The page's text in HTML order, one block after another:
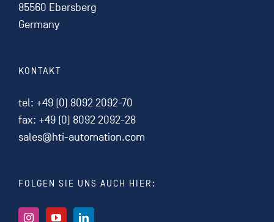
85560 Ebersberg
Germany
KONTAKT
tel: +49 (0) 8092 2092-70
fax: +49 (0) 8092 2092-28
sales@hti-automation.com
FOLGEN SIE UNS AUCH HIER: